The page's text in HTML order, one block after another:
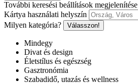
További keresési beállítások megjelenítése
Kártya használati helyszín
Milyen kategória?
Válasszon!
Mindegy
Divat és design
Életstílus és egészség
Gasztronómia
Szabadidő, utazás és wellness